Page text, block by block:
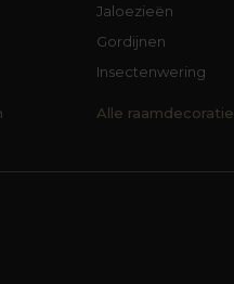
Jaloezieën
Gordijnen
Insectenwering
Alle raamdecoratie